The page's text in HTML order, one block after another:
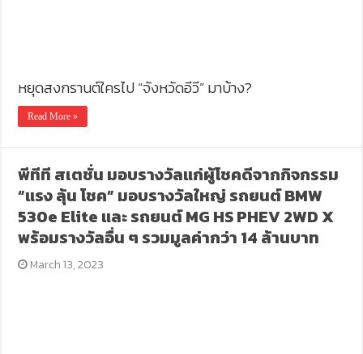
หยุดสงกรานต์ใครไป “จังหวัดอีวี” มาบ้าง?
Read More »
พีทีที สเตชั่น มอบรางวัลแก่ผู้โชคดีจากกิจกรรม
“แรง ลุ้น โชค” มอบรางวัลใหญ่ รถยนต์ BMW
530e Elite และ รถยนต์ MG HS PHEV 2WD X
พร้อมรางวัลอื่น ๆ รวมมูลค่ากว่า 14 ล้านบาท
March 13, 2023